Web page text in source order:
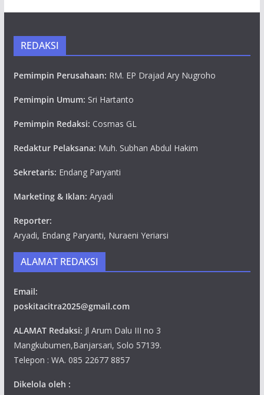
REDAKSI
Pemimpin Perusahaan: RM. EP Drajad Ary Nugroho
Pemimpin Umum: Sri Hartanto
Pemimpin Redaksi: Cosmas GL
Redaktur Pelaksana: Muh. Subhan Abdul Hakim
Sekretaris: Endang Paryanti
Marketing & Iklan: Aryadi
Reporter:
Aryadi, Endang Paryanti, Nuraeni Yeriarsi
ALAMAT REDAKSI
Email:
poskitacitra2025@gmail.com
ALAMAT Redaksi: Jl Arum Dalu III no 3
Mangkubumen,Banjarsari, Solo 57139.
Telepon : WA. 085 22677 8857
Dikelola oleh :